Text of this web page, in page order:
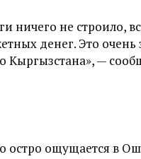
ничего не строило,
денег. Это
Кыргызстана», —
остро ощущается в